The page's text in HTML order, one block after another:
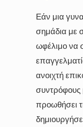
Εάν μια
σημάδια με
ωφέλιμο να
ανοιχτή
συντρόφους
προωθήσει